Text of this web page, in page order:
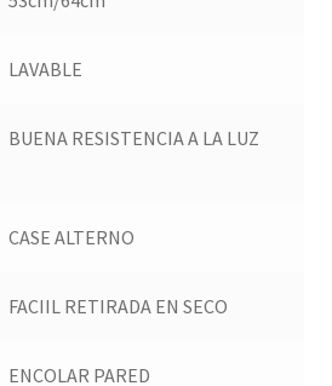
LAVABLE
BUENA RESISTENCIA A LA LUZ
CASE ALTERNO
FACIIL RETIRADA EN SECO
ENCOLAR PARED